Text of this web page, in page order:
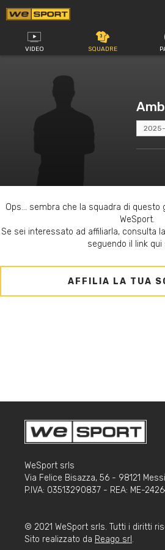
Vai
al
contenuto
VIDEO SQUADRE
Ops... sembra che la squadra di questo
WeSport.
Se sei interessato ad affiliarla, consulta
seguendo il link qui
AFFILIA LA TUA
WeSport srls
Via Felice Bisazza, 56 - 98121
P.IVA: 03513290837 - REA: ME-
© 2021 WeSport srls. Tutti i diritti
Sito realizzato da Reago srl .